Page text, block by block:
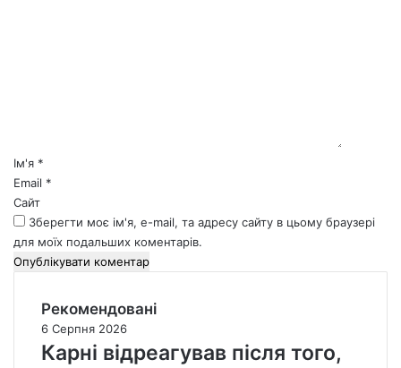
*
Ім'я *
Email *
Сайт
Зберегти моє ім'я, e-mail, та адресу сайту в цьому браузері
для моїх подальших коментарів.
Рекомендовані
6 Серпня 2026
Карні відреагував після того,